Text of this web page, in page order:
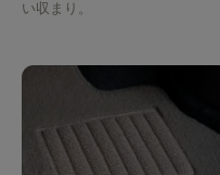
い収まり。